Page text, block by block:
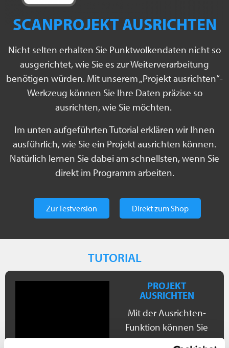
SCANPROJEKT AUSRICHTEN
Nicht selten erhalten Sie Punktwolkendaten nicht so
ausgerichtet, wie Sie es zur Weiterverarbeitung
benötigen würden. Mit unserem „Projekt ausrichten“-
Werkzeug können Sie Ihre Daten präzise so
ausrichten, wie Sie möchten.
Im unten aufgeführten Tutorial erklären wir Ihnen
ausführlich, wie Sie ein Projekt ausrichten können.
Natürlich lernen Sie dabei am schnellsten, wenn Sie
direkt im Programm arbeiten.
Zur Testversion Direkt zum Shop
TUTORIAL
PROJEKT
AUSRICHTEN
Mit der Ausrichten-
Funktion können Sie
die Punktwolken in ein